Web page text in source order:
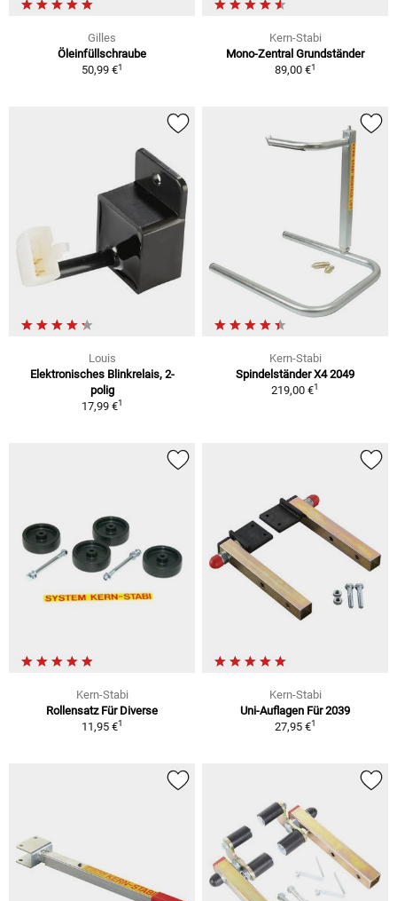
Gilles
Öleinfüllschraube
50,99 €1
Kern-Stabi
Mono-Zentral Grundständer
89,00 €1
Louis
Elektronisches Blinkrelais, 2-
polig
17,99 €1
Kern-Stabi
Spindelständer X4 2049
219,00 €1
Kern-Stabi
Rollensatz Für Diverse
11,95 €1
Kern-Stabi
Uni-Auflagen Für 2039
27,95 €1